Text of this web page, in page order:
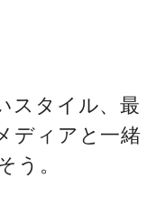
スタイル、最
ディアと一緒
う。